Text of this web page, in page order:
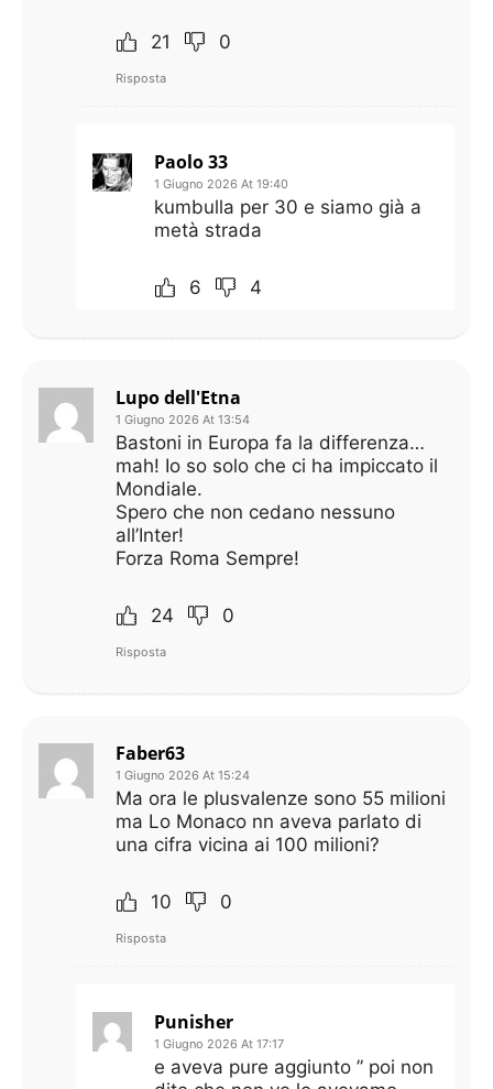
21 0
Risposta
Paolo 33
1 Giugno 2026 At 19:40
kumbulla per 30 e siamo già a
metà strada
6 4
Lupo dell'Etna
1 Giugno 2026 At 13:54
Bastoni in Europa fa la differenza…
mah! Io so solo che ci ha impiccato il
Mondiale.
Spero che non cedano nessuno
all’Inter!
Forza Roma Sempre!
24 0
Risposta
Faber63
1 Giugno 2026 At 15:24
Ma ora le plusvalenze sono 55 milioni
ma Lo Monaco nn aveva parlato di
una cifra vicina ai 100 milioni?
10 0
Risposta
Punisher
1 Giugno 2026 At 17:17
e aveva pure aggiunto ” poi non